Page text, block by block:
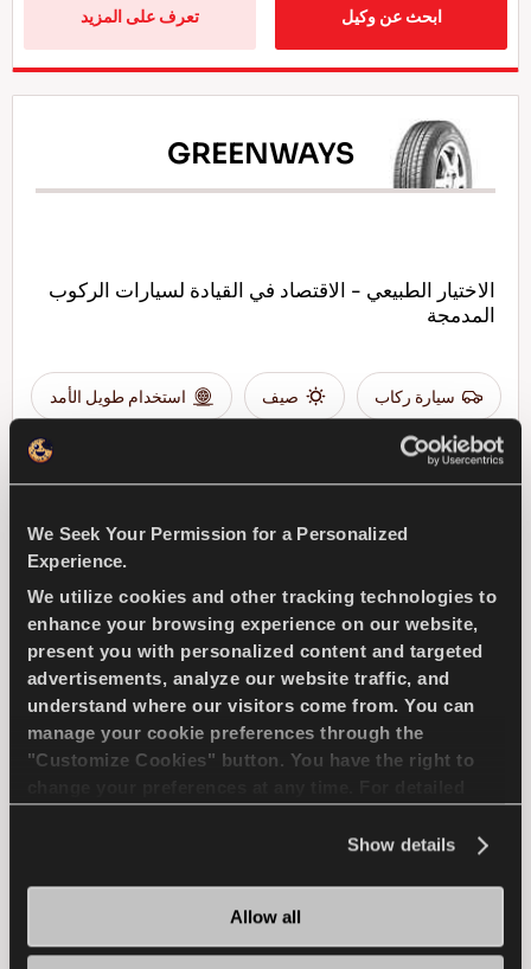
We Seek Your Permission for a Personalized
Experience.
We utilize cookies and other tracking technologies to
enhance your browsing experience on our website,
present you with personalized content and targeted
advertisements, analyze our website traffic, and
understand where our visitors come from. You can
manage your cookie preferences through the
"Customize Cookies" button. You have the right to
Show details
Allow all
ابحث عن وكيل تعرف على المزيد
GREENWAYS
الاختيار الطبيعي - الاقتصاد في القيادة لسيارات الركوب
المدمجة
سيارة ركاب صيف استخدام طويل الأمد
كفاءة الوقود
ابحث عن وكيل تعرف على المزيد
ICEWAYS 2
الكبح على الجليد الاستخدام في الجليد